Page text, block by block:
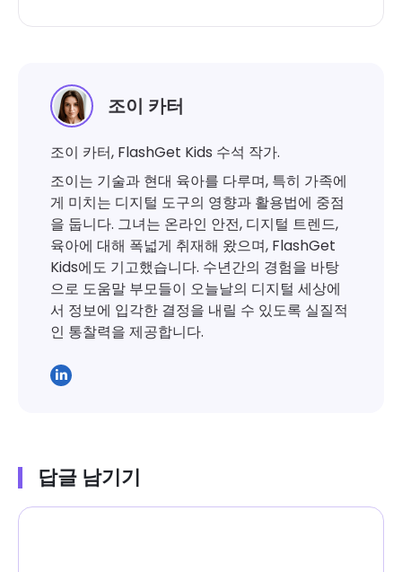
조이 카터
조이 카터, FlashGet Kids 수석 작가.
조이는 기술과 현대 육아를 다루며, 특히 가족에
게 미치는 디지털 도구의 영향과 활용법에 중점
을 둡니다. 그녀는 온라인 안전, 디지털 트렌드,
육아에 대해 폭넓게 취재해 왔으며, FlashGet
Kids에도 기고했습니다. 수년간의 경험을 바탕
으로 도움말 부모들이 오늘날의 디지털 세상에
서 정보에 입각한 결정을 내릴 수 있도록 실질적
인 통찰력을 제공합니다.
답글 남기기